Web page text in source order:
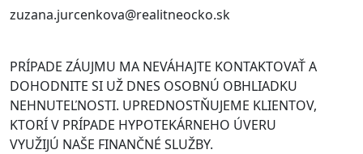
zuzana.jurcenkova@realitneocko.sk
PRÍPADE ZÁUJMU MA NEVÁHAJTE KONTAKTOVAŤ A
DOHODNITE SI UŽ DNES OSOBNÚ OBHLIADKU
NEHNUTEĽNOSTI. UPREDNOSTŇUJEME KLIENTOV,
KTORÍ V PRÍPADE HYPOTEKÁRNEHO ÚVERU
VYUŽIJÚ NAŠE FINANČNÉ SLUŽBY.